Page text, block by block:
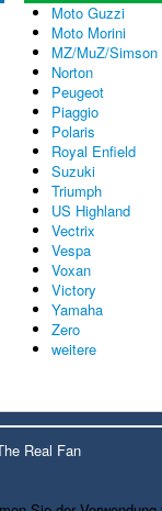
Moto Guzzi
Moto Morini
MZ/MuZ/Simson
Norton
Peugeot
Piaggio
Polaris
Royal Enfield
Suzuki
Triumph
US Highland
Vectrix
Vespa
Voxan
Victory
Yamaha
Zero
weitere
Real Fan